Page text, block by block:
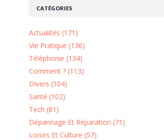
CATÉGORIES
Actualités (171)
Vie Pratique (136)
Téléphonie (134)
Comment ? (113)
Divers (104)
Santé (102)
Tech (81)
Dépannage Et Réparation (71)
Loisirs Et Culture (57)